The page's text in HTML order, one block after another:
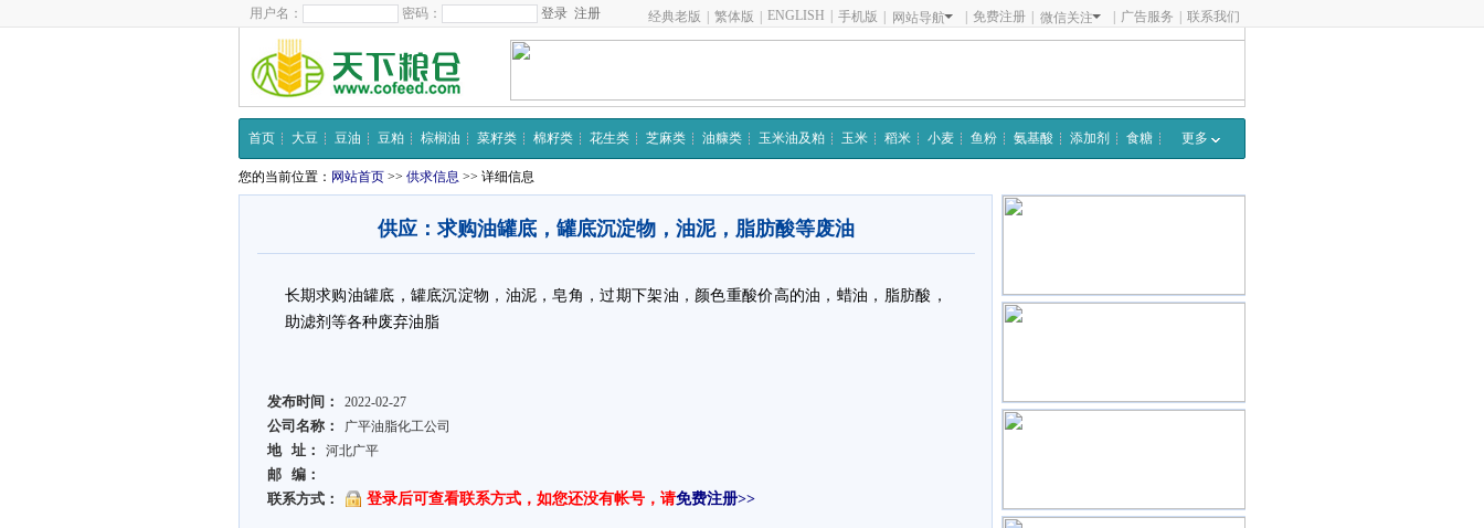
用户名： 密码： 注册 经典老版 繁体版 ENGLISH 手机版 网站导航 免费注册 微信关注 广告服务 联系我们
首页 大豆 豆油 豆粕 棕榈油 菜籽类 棉籽类 花生类 芝麻类 油糠类 玉米油及粕 玉米 稻米 小麦 鱼粉 氨基酸 添加剂 食糖 更多
您的当前位置： 网站首页 >> 供求信息 >> 详细信息
供应：求购油罐底，罐底沉淀物，油泥，脂肪酸等废油
长期求购油罐底，罐底沉淀物，油泥，皂角，过期下架油，颜色重酸价高的油，蜡油，脂肪酸，
助滤剂等各种废弃油脂
发布时间： 2022-02-27
公司名称： 广平油脂化工公司
地 址： 河北广平
邮 编：
联系方式：
登录后可查看联系方式，如您还没有帐号，请免费注册>>